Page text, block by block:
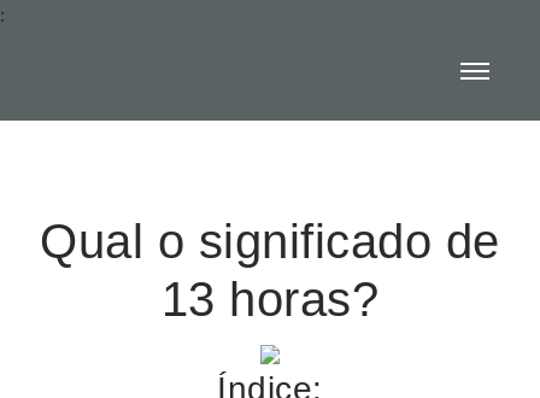
:
Qual o significado de
13 horas?
Índice: